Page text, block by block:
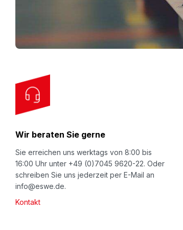
f
e
w
s
Wir beraten Sie gerne
Sie erreichen uns werktags von 8:00 bis
16:00 Uhr unter +49 (0)7045 9620-22. Oder
schreiben Sie uns jederzeit per E-Mail an
info@eswe.de.
Kontakt